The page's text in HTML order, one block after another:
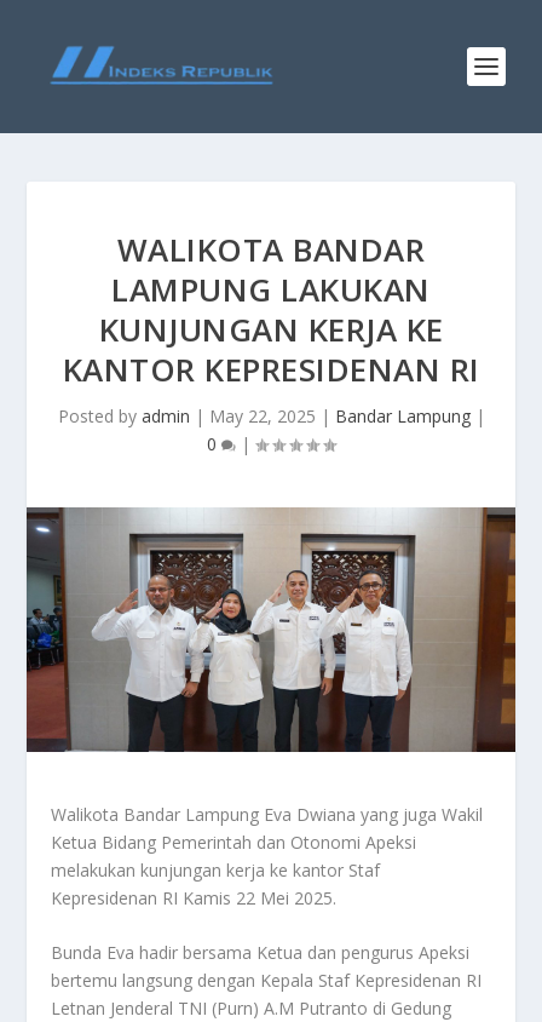
WALIKOTA BANDAR
LAMPUNG LAKUKAN
KUNJUNGAN KERJA KE
KANTOR KEPRESIDENAN RI
Posted by admin | May 22, 2025 | Bandar Lampung|
0
|
Walikota Bandar Lampung Eva Dwiana yang juga Wakil
Ketua Bidang Pemerintah dan Otonomi Apeksi
melakukan kunjungan kerja ke kantor Staf
Kepresidenan RI Kamis 22 Mei 2025.
Bunda Eva hadir bersama Ketua dan pengurus Apeksi
bertemu langsung dengan Kepala Staf Kepresidenan RI
Letnan Jenderal TNI (Purn) A.M Putranto di Gedung